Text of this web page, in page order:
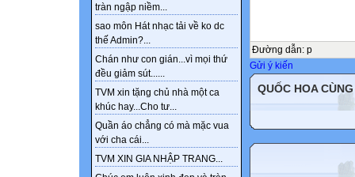
tràn ngập niềm...
sao môn Hát nhạc tải về ko dc
thế Admin?...
Chán như con gián...vì mọi thứ
đều giảm sút......
TVM xin tặng chủ nhà một ca
khúc hay...Cho tư...
Quần áo chẳng có mà mặc vua
với cha cái...
TVM XIN GIA NHẬP TRANG...
Đường dẫn: p
Gửi ý kiến
QUỐC HOA